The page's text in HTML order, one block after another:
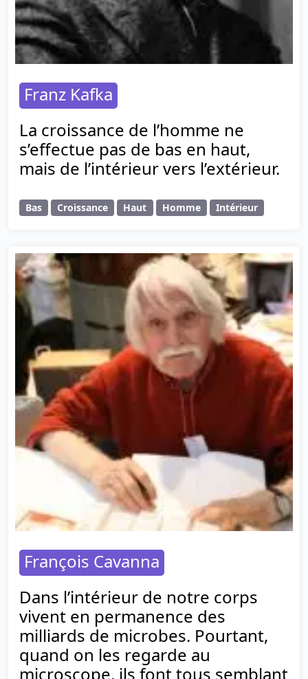
Franz Kafka
La croissance de l’homme ne
s’effectue pas de bas en haut,
mais de l’intérieur vers l’extérieur.
Bas Croissance Haut Homme Intérieur
François Cavanna
Dans l’intérieur de notre corps
vivent en permanence des
milliards de microbes. Pourtant,
quand on les regarde au
microscope, ils font tous semblant